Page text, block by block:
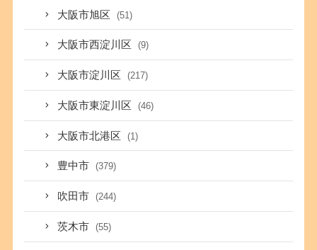
大阪市旭区 (51)
大阪市西淀川区 (9)
大阪市淀川区 (217)
大阪市東淀川区 (46)
大阪市北港区 (1)
豊中市 (379)
吹田市 (244)
茨木市 (55)